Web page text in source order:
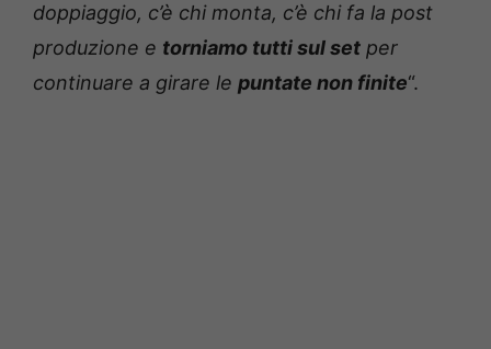
doppiaggio, c’è chi monta, c’è chi fa la post
produzione e torniamo tutti sul set per
continuare a girare le puntate non finite“.